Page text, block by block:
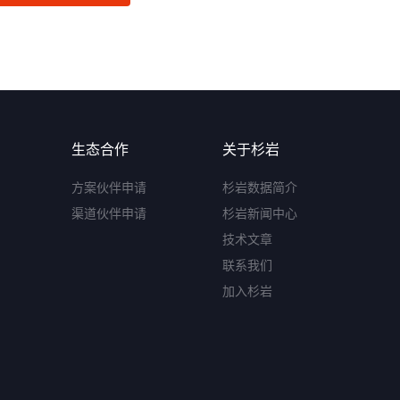
生态合作
方案伙伴申请
渠道伙伴申请
关于杉岩
杉岩数据简介
杉岩新闻中心
技术文章
联系我们
加入杉岩